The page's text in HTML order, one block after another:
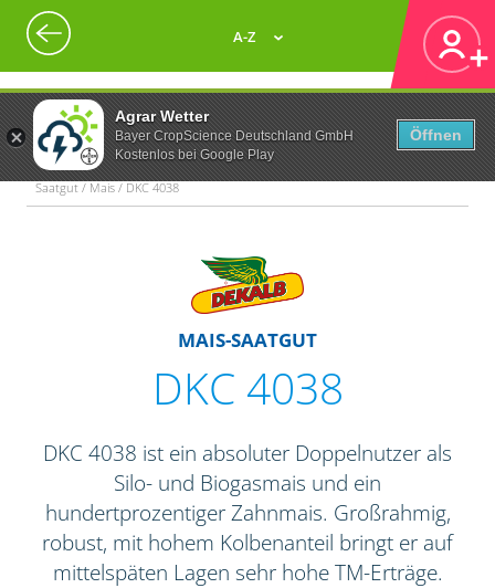
Agrar Wetter
Bayer CropScience Deutschland GmbH
Kostenlos bei Google Play
Öffnen
A-Z
Saatgut / Mais / DKC 4038
MAIS-SAATGUT
DKC 4038
DKC 4038 ist ein absoluter Doppelnutzer als
Silo- und Biogasmais und ein
hundertprozentiger Zahnmais. Großrahmig,
robust, mit hohem Kolbenanteil bringt er auf
mittelspäten Lagen sehr hohe TM-Erträge.